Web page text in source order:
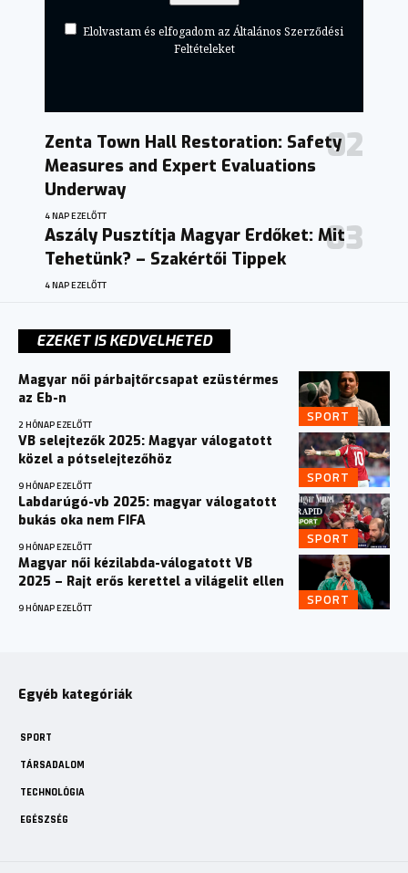
Elolvastam és elfogadom az Általános Szerződési
Feltételeket
Zenta Town Hall Restoration: Safety
Measures and Expert Evaluations
Underway
4 NAP EZELŐTT
Aszály Pusztítja Magyar Erdőket: Mit
Tehetünk? – Szakértői Tippek
4 NAP EZELŐTT
EZEKET IS KEDVELHETED
SPORT
Magyar női párbajtőrcsapat ezüstérmes
az Eb-n
2 HÓNAP EZELŐTT
SPORT
VB selejtezők 2025: Magyar válogatott
közel a pótselejtezőhöz
9 HÓNAP EZELŐTT
SPORT
Labdarúgó-vb 2025: magyar válogatott
bukás oka nem FIFA
9 HÓNAP EZELŐTT
SPORT
Magyar női kézilabda-válogatott VB
2025 – Rajt erős kerettel a világelit ellen
9 HÓNAP EZELŐTT
Egyéb kategóriák
SPORT
TÁRSADALOM
TECHNOLÓGIA
EGÉSZSÉG